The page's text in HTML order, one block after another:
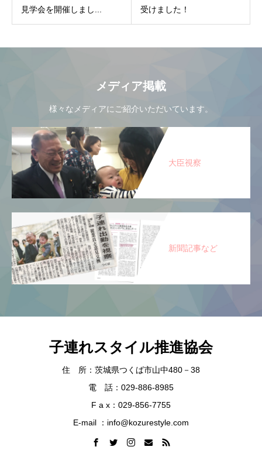
見学会を開催しまし...
受けました！
メディア掲載
様々なメディアにご紹介いただいています。
大臣視察
新聞記事など
子連れスタイル推進協会
住 所：茨城県つくば市山中480－38
電 話：029-886-8985
F a x：029-856-7755
E-mail ：info@kozurestyle.com